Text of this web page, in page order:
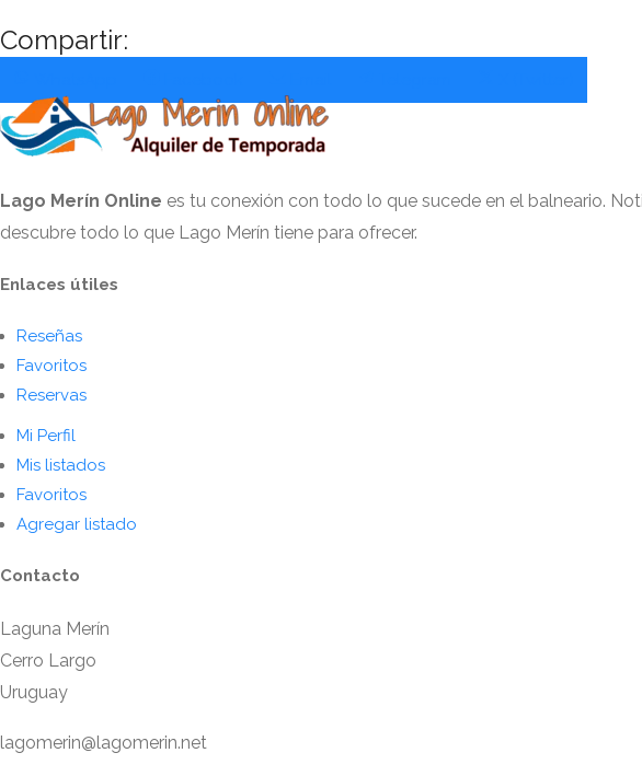
Compartir:
on
on
on
on
on
Lago Merín Online es tu conexión con todo lo que sucede en el balneario.
descubre todo lo que Lago Merín tiene para ofrecer.
Enlaces útiles
Reseñas
Favoritos
Reservas
Mi Perfil
Mis listados
Favoritos
Agregar listado
Contacto
Laguna Merín
Cerro Largo
Uruguay
lagomerin@lagomerin.net